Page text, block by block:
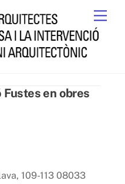
en obres
109-113 08033